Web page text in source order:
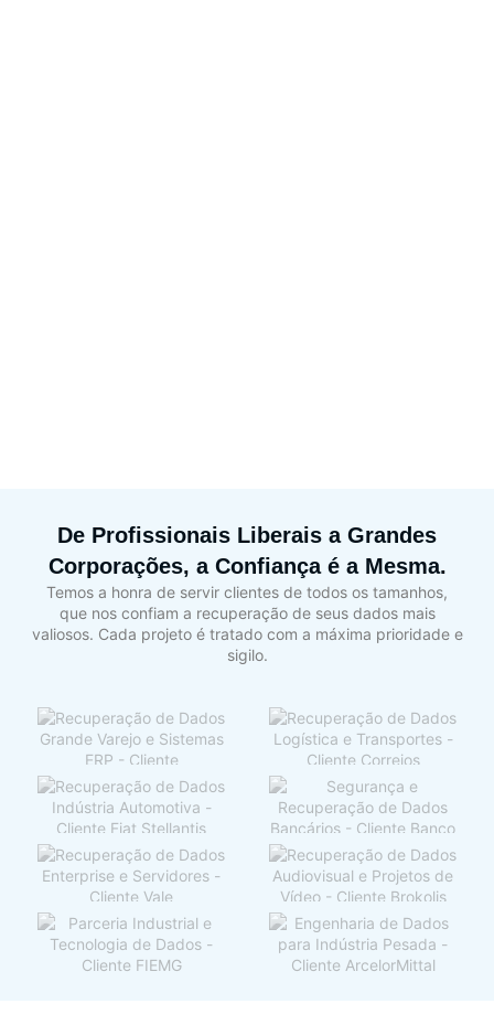
De Profissionais Liberais a Grandes
Corporações, a Confiança é a Mesma.
Temos a honra de servir clientes de todos os tamanhos,
que nos confiam a recuperação de seus dados mais
valiosos. Cada projeto é tratado com a máxima prioridade e
sigilo.